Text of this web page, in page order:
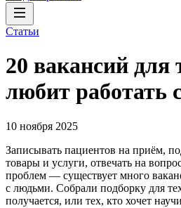
Статьи
20 вакансий для
любит работать
10 ноября 2025
Записывать пациентов на приём,
товары и услуги, отвечать на
проблем — существует много
с людьми. Собрали подборку для
получается, или тех, кто хочет